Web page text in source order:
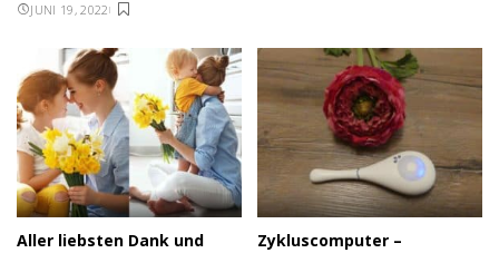
JUNI 19, 2022
Aller liebsten Dank und
Zykluscomputer –